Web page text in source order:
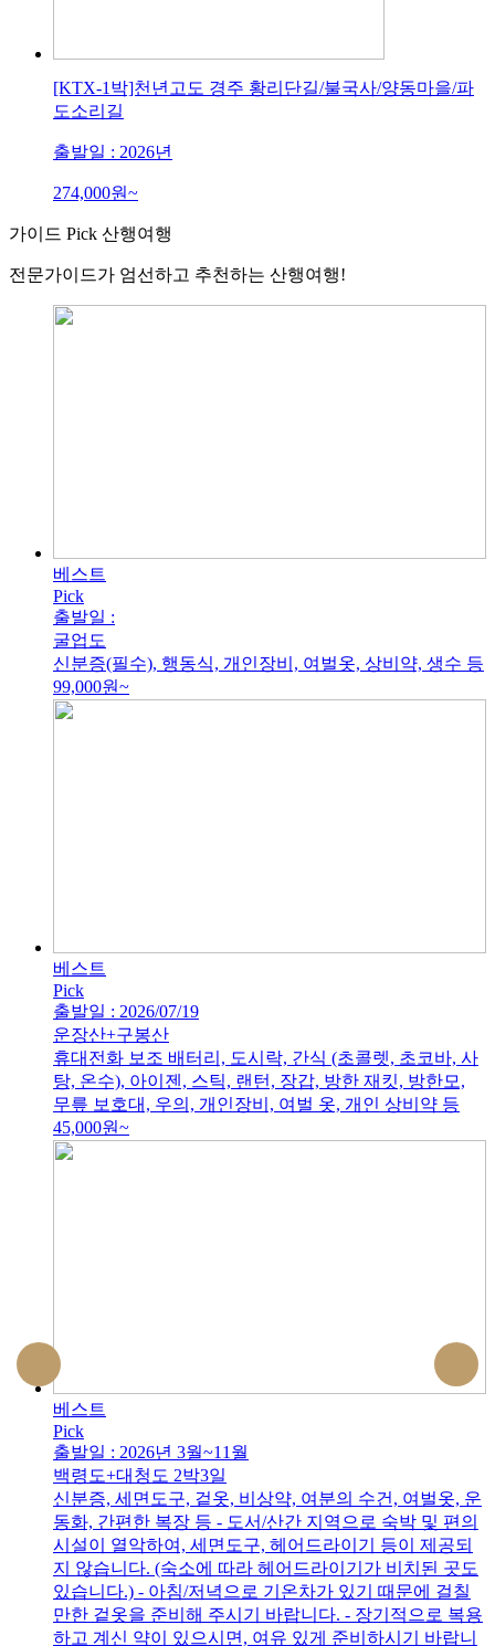
[KTX-1박]천년고도 경주 황리단길/불국사/양동마을/파
도소리길
출발일 : 2026년
274,000원~
가이드 Pick 산행여행
전문가이드가 엄선하고 추천하는 산행여행!
베스트
Pick
출발일 :
굴업도
신분증(필수), 행동식, 개인장비, 여벌옷, 상비약, 생수 등
99,000원~
베스트
Pick
출발일 : 2026/07/19
운장산+구봉산
휴대전화 보조 배터리, 도시락, 간식 (초콜렛, 초코바, 사
탕, 온수), 아이젠, 스틱, 랜턴, 장갑, 방한 재킷, 방한모,
무릎 보호대, 우의, 개인장비, 여벌 옷, 개인 상비약 등
45,000원~
베스트
Pick
출발일 : 2026년 3월~11월
백령도+대청도 2박3일
신분증, 세면도구, 겉옷, 비상약, 여분의 수건, 여벌옷, 운
동화, 간편한 복장 등 - 도서/산간 지역으로 숙박 및 편의
시설이 열악하여, 세면도구, 헤어드라이기 등이 제공되
지 않습니다. (숙소에 따라 헤어드라이기가 비치된 곳도
있습니다.) - 아침/저녁으로 기온차가 있기 때문에 걸칠
만한 겉옷을 준비해 주시기 바랍니다. - 장기적으로 복용
하고 계신 약이 있으시면, 여유 있게 준비하시기 바랍니